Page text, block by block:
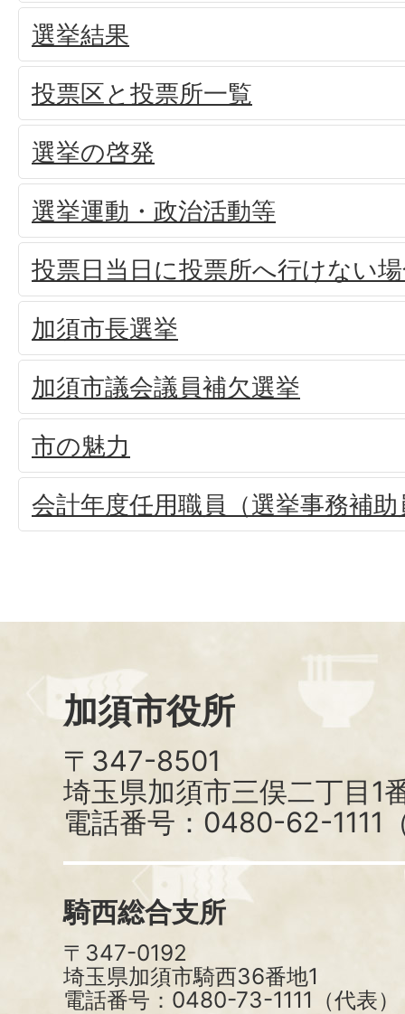
選挙結果
投票区と投票所一覧
選挙の啓発
選挙運動・政治活動等
投票日当日に投票所へ行けない
加須市長選挙
加須市議会議員補欠選挙
市の魅力
会計年度任用職員（選挙事務補
加須市役所
〒347-8501
埼玉県加須市三俣二丁目1
電話番号：0480-62-1111
騎西総合支所
〒347-0192
埼玉県加須市騎西36番地1
電話番号：0480-73-1111（代表）